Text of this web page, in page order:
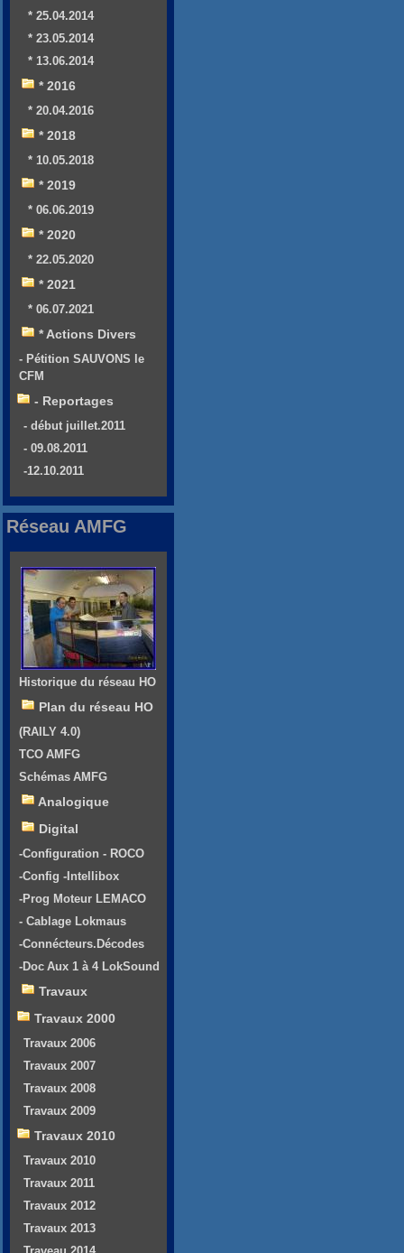
* 25.04.2014
* 23.05.2014
* 13.06.2014
* 2016
* 20.04.2016
* 2018
* 10.05.2018
* 2019
* 06.06.2019
* 2020
* 22.05.2020
* 2021
* 06.07.2021
* Actions Divers
- Pétition SAUVONS le
CFM
- Reportages
- début juillet.2011
- 09.08.2011
-12.10.2011
Réseau AMFG
Historique du réseau HO
Plan du réseau HO
(RAILY 4.0)
TCO AMFG
Schémas AMFG
Analogique
Digital
-Configuration - ROCO
-Config -Intellibox
-Prog Moteur LEMACO
- Cablage Lokmaus
-Connécteurs.Décodes
-Doc Aux 1 à 4 LokSound
Travaux
Travaux 2000
Travaux 2006
Travaux 2007
Travaux 2008
Travaux 2009
Travaux 2010
Travaux 2010
Travaux 2011
Travaux 2012
Travaux 2013